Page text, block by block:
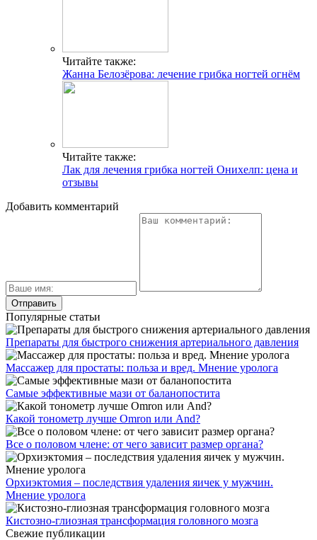
Читайте также:
Жанна Белозёрова: лечение грибка ногтей огнём
Читайте также:
Лак для лечения грибка ногтей Онихелп: цена и
отзывы
Добавить комментарий
Популярные статьи
Препараты для быстрого снижения артериального давления
Массажер для простаты: польза и вред. Мнение уролога
Самые эффективные мази от баланопостита
Какой тонометр лучше Omron или And?
Все о половом члене: от чего зависит размер органа?
Орхиэктомия – последствия удаления яичек у мужчин.
Мнение уролога
Кистозно-глиозная трансформация головного мозга
Свежие публикации